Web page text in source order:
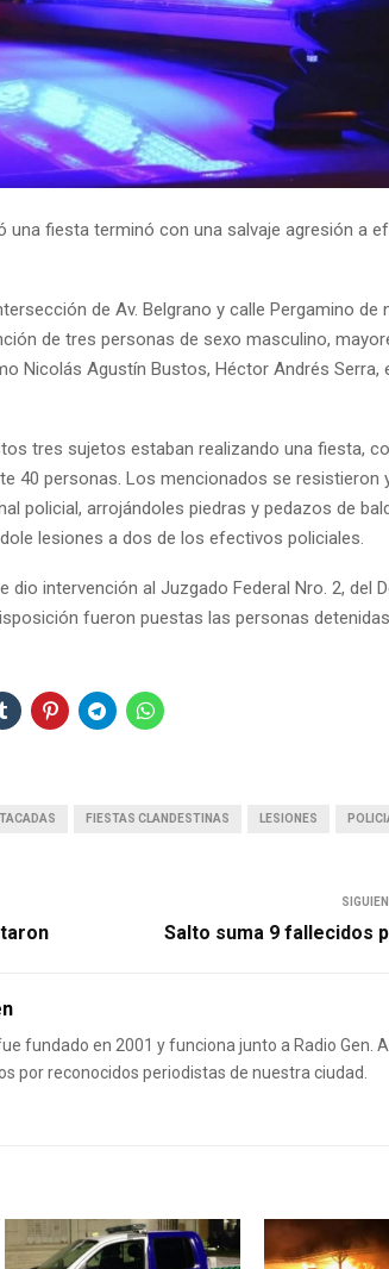
una fiesta terminó con una salvaje agresión a
de Av. Belgrano y calle Pergamino de
de tres personas de sexo masculino,
Nicolás Agustín Bustos, Héctor Andrés Serra,
tres sujetos estaban realizando una fiesta,
40 personas. Los mencionados se resistieron
policial, arrojándoles piedras y pedazos de
lesiones a dos de los efectivos policiales.
dio intervención al Juzgado Federal Nro. 2, del
fueron puestas las personas detenidas.
FIESTAS CLANDESTINAS LESIONES
Salto suma 9 fallecidos
fundado en 2001 y funciona junto a Radio Gen.
por reconocidos periodistas de nuestra ciudad.